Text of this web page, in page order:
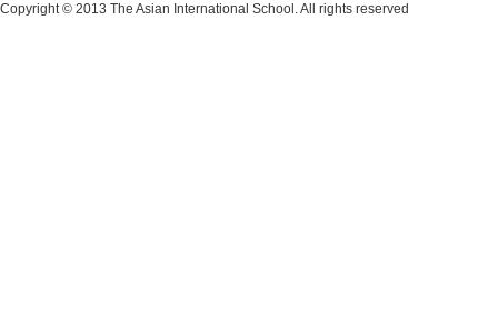
Copyright © 2013 The Asian International School. All rights reserved